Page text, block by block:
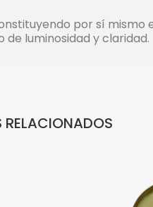
por sí
luminosidad y claridad.
RELACIONADOS